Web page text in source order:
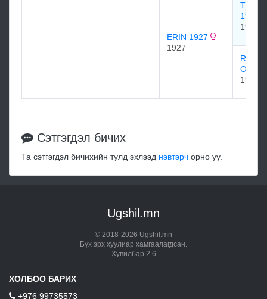
ERIN 1927
1927
1921
1921
ROSIE
1915
Сэтгэгдэл бичих
Та сэтгэгдэл бичихийн тулд эхлээд нэвтэрч орно уу.
Ugshil.mn
© 2018-2026 Ugshil.mn
Бүх эрх хуулиар хамгаалагдсан.
Хувилбар 2.6
ХОЛБОО БАРИХ
+976 99735573